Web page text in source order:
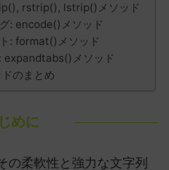
rstrip(), lstrip()メソッド
: encode()メソッド
: format()メソッド
expandtabs()メソッド
のまとめ
めに
柔軟性と強力な文字列